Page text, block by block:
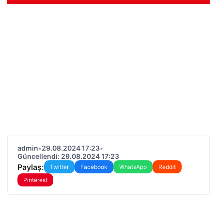
admin•29.08.2024 17:23•
Güncellendi: 29.08.2024 17:23
Paylaş: Twitter Facebook WhatsApp
Reddit
Pinterest